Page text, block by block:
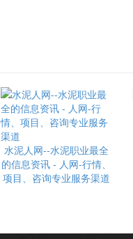
水泥人网--水泥职业最全
的信息资讯 - 人网-行情、
项目、咨询专业服务渠道